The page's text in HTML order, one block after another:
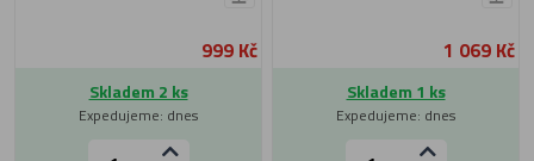
999 Kč
Skladem 2 ks
Expedujeme: dnes
1 069 Kč
Skladem 1 ks
Expedujeme: dnes